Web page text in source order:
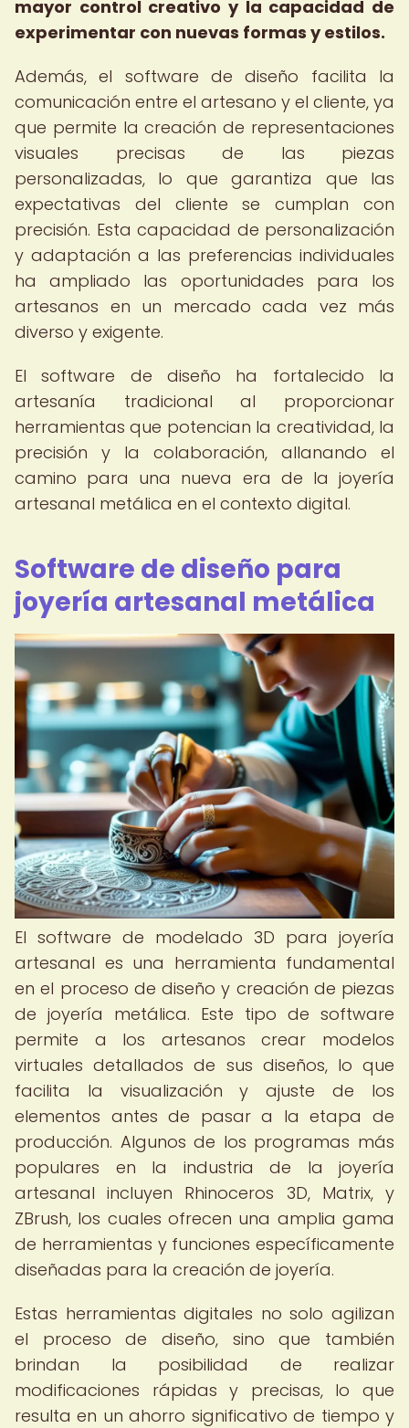
mayor control creativo y la capacidad de
experimentar con nuevas formas y estilos.
Además, el software de diseño facilita la
comunicación entre el artesano y el cliente, ya
que permite la creación de representaciones
visuales precisas de las piezas
personalizadas, lo que garantiza que las
expectativas del cliente se cumplan con
precisión. Esta capacidad de personalización
y adaptación a las preferencias individuales
ha ampliado las oportunidades para los
artesanos en un mercado cada vez más
diverso y exigente.
El software de diseño ha fortalecido la
artesanía tradicional al proporcionar
herramientas que potencian la creatividad, la
precisión y la colaboración, allanando el
camino para una nueva era de la joyería
artesanal metálica en el contexto digital.
Software de diseño para
joyería artesanal metálica
El software de modelado 3D para joyería
artesanal es una herramienta fundamental
en el proceso de diseño y creación de piezas
de joyería metálica. Este tipo de software
permite a los artesanos crear modelos
virtuales detallados de sus diseños, lo que
facilita la visualización y ajuste de los
elementos antes de pasar a la etapa de
producción. Algunos de los programas más
populares en la industria de la joyería
artesanal incluyen Rhinoceros 3D, Matrix, y
ZBrush, los cuales ofrecen una amplia gama
de herramientas y funciones específicamente
diseñadas para la creación de joyería.
Estas herramientas digitales no solo agilizan
el proceso de diseño, sino que también
brindan la posibilidad de realizar
modificaciones rápidas y precisas, lo que
resulta en un ahorro significativo de tiempo y